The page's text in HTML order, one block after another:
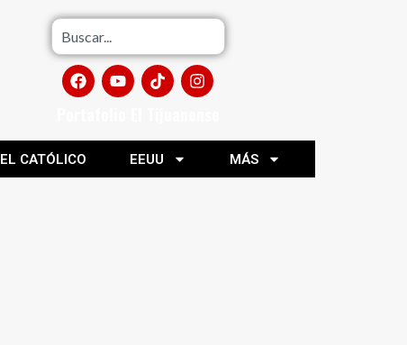
EL CATÓLICO EEUU MÁS